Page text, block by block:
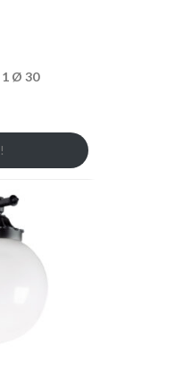
Ø 30